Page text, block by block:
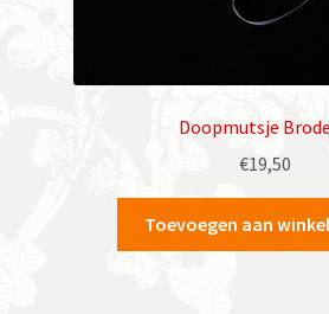
Doopmutsje
€19,50
Toevoegen aan